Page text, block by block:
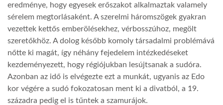
eredménye, hogy egyesek erőszakot alkalmaztak valamely
sérelem megtorlásaként. A szerelmi háromszögek gyakran
vezettek kettős emberölésekhez, vérbosszúhoz, megölt
szeretőkhöz. A dolog később komoly társadalmi problémává
nőtte ki magát, így néhány fejedelem intézkedéseket
kezdeményezett, hogy régiójukban lesújtsanak a sudóra.
Azonban az idő is elvégezte ezt a munkát, ugyanis az Edo
kor végére a sudó fokozatosan ment ki a divatból, a 19.
századra pedig el is tűntek a szamurájok.